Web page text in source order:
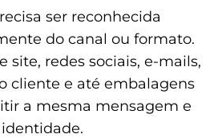
ser reconhecida
do canal ou formato.
site, redes sociais, e-mails,
cliente e até embalagens
a mesma mensagem e
identidade.